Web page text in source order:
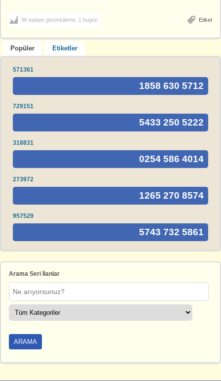
Etiket
96 toplam görüntüleme, 1 bugün
Popüler Etiketler
571361
1858 630 5712
729151
5433 250 5222
318831
0254 586 4014
273972
1265 270 8574
957529
5743 732 5861
Arama Seri İlanlar